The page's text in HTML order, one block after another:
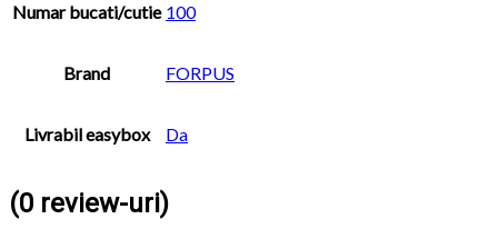
Numar bucati/cutie 100
Brand FORPUS
Livrabil easybox Da
(0 review-uri)